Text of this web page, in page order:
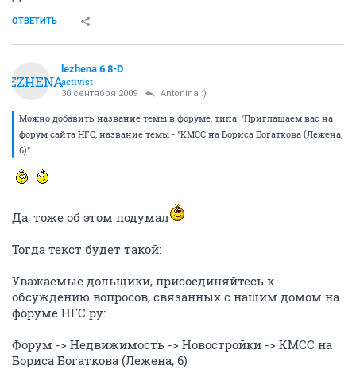
ОТВЕТИТЬ
LEZHENA
lezhena 6 8-D
activist
30 сентября 2009 Antonina :)
Можно добавить название темы в форуме, типа: "Приглашаем вас на
форум сайта НГС, название темы - "КМСС на Бориса Богаткова (Лежена,
6)"
Да, тоже об этом подумал
Тогда текст будет такой:
Уважаемые дольщики, присоединяйтесь к
обсуждению вопросов, связанных с нашим домом на
форуме НГС.ру:
Форум -> Недвижимость -> Новостройки -> КМСС на
Бориса Богаткова (Лежена, 6)